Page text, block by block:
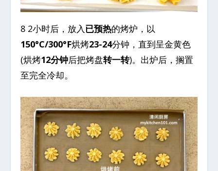
8 2小时后，放入已预热的烤炉，以
150°C/300°F烘烤23-24分钟，直到呈金黄色
(烘烤12分钟后把烤盘转一转)。出炉后，搁置
至完全冷却。